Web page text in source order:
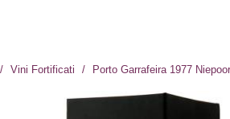
Vini Fortificati Porto Garrafeira 1977